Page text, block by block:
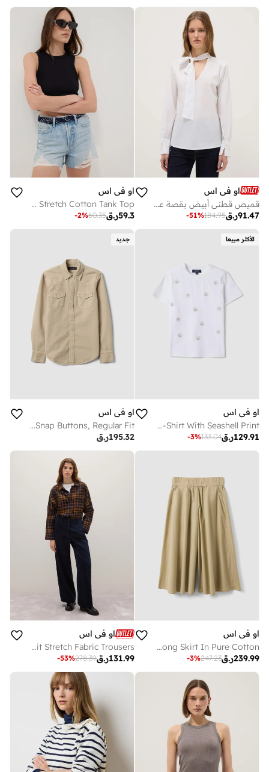
او في اس
قميص قطني أبيض بقصة عادية وياقة بشريط
ر.ق91.47
184.95
-51%
او في اس
OVS Black Cropped Stretch Cotton Tank Top
ر.ق59.3
60.35
-2%
الأكثر مبيعا
او في اس
OVS White Pure Cotton T-Shirt With Seashell Print
ر.ق129.91
133.04
-3%
جديد
او في اس
OVS Beige Pure Cotton Shirt With Snap Buttons, Regular Fit
ر.ق195.32
او في اس
OVS Beige Long Skirt In Pure Cotton
ر.ق239.99
247.23
-3%
او في اس
OVS Blue Ribbed Regular Fit Stretch Fabric Trousers
ر.ق131.99
278.39
-53%